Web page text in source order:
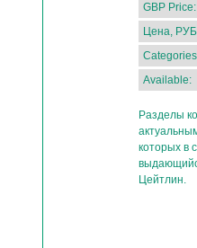
GBP Price:
Цена,
Available:
Разделы
которых в
Цейтлин.